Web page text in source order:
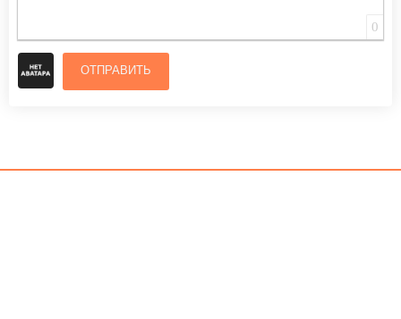
0
ОТПРАВИТЬ